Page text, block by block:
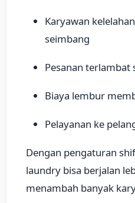
Karyawan
seimbang
Pesanan terlambat
Biaya lembur
Pelayanan ke
Dengan pengaturan
laundry bisa berjalan
menambah banyak